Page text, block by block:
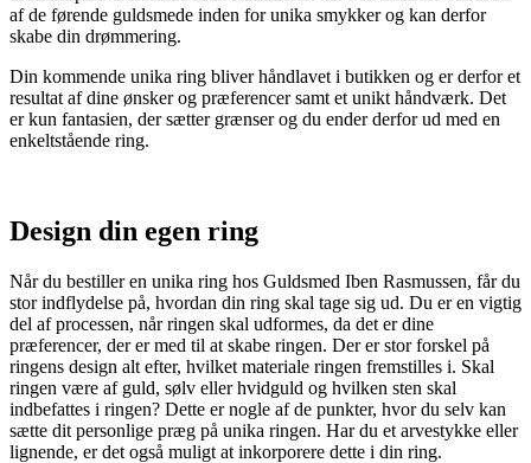
af de førende guldsmede inden for unika smykker og kan derfor
skabe din drømmering.
Din kommende unika ring bliver håndlavet i butikken og er derfor et
resultat af dine ønsker og præferencer samt et unikt håndværk. Det
er kun fantasien, der sætter grænser og du ender derfor ud med en
enkeltstående ring.
Design din egen ring
Når du bestiller en unika ring hos Guldsmed Iben Rasmussen, får du
stor indflydelse på, hvordan din ring skal tage sig ud. Du er en vigtig
del af processen, når ringen skal udformes, da det er dine
præferencer, der er med til at skabe ringen. Der er stor forskel på
ringens design alt efter, hvilket materiale ringen fremstilles i. Skal
ringen være af guld, sølv eller hvidguld og hvilken sten skal
indbefattes i ringen? Dette er nogle af de punkter, hvor du selv kan
sætte dit personlige præg på unika ringen. Har du et arvestykke eller
lignende, er det også muligt at inkorporere dette i din ring.